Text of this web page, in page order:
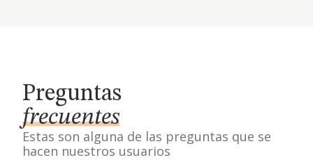
Preguntas
frecuentes
Estas son alguna de las preguntas que se
hacen nuestros usuarios